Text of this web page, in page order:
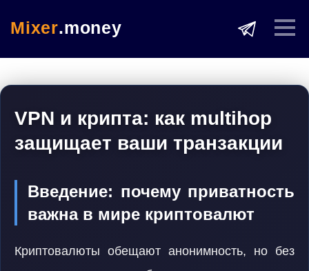
Mixer.money
VPN и крипта: как multihop
защищает ваши транзакции
Введение: почему приватность
важна в мире криптовалют
Криптовалюты обещают анонимность, но без